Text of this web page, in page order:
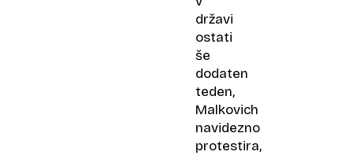
državi
ostati
še
dodaten
teden,
Malkovich
navidezno
protestira,